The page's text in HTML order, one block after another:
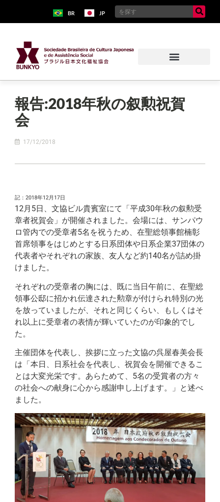
BR JP
報告:2018年秋の叙勲祝賀
会
17/12/2018
記：2018年12月17日
12月5日、文協ビル貴賓室にて「平成30年秋の叙勲受
章者祝賀会」が開催されました。会場には、サンパウ
ロ管内での受章者5名を祝うため、在聖総領事館楠彰
首席領事をはじめとする日系団体や日系企業37団体の
代表者やそれぞれの家族、友人など約140名が詰め掛
けました。
それぞれの受章者の胸には、既に当日午前に、在聖総
領事公邸に招かれ伝達された勲章が付けられ特別の光
を放っていましたが、それと同じくらい、もしくはそ
れ以上に受章者の表情が輝いていたのが印象的でし
た。
主催団体を代表し、挨拶に立った文協の呉屋春美会長
は「本日、日系社会を代表し、祝賀会を開催できるこ
とは大変光栄です。あらためて、5名の受賞者の方々
の社会への献身に心から感謝申し上げます。」と述べ
ました。